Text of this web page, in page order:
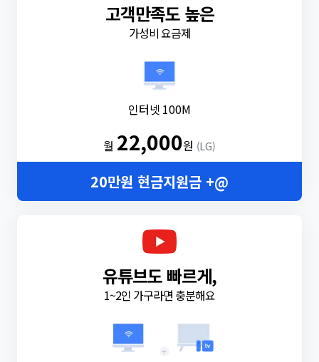
고객만족도 높은
가성비 요금제
인터넷 100M
월 22,000원 (LG)
20만원 현금지원금 +@
유튜브도 빠르게,
1~2인 가구라면 충분해요
+